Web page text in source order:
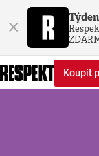
×
Koupit